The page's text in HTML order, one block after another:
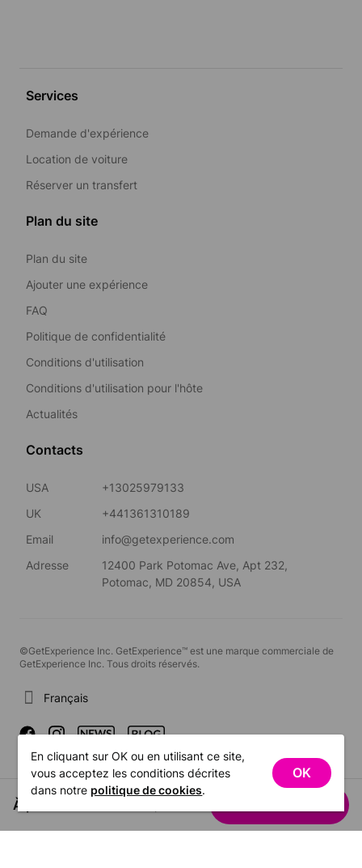
Services
Demande d'expérience
Location de voiture
Réserver un transfert
Plan du site
Plan du site
Ajouter une expérience
FAQ
Politique de confidentialité
Conditions d'utilisation
Conditions d'utilisation pour l'hôte
Actualités
Contacts
USA
+13025979133
UK
+441361310189
Email
info@getexperience.com
Adresse
12400 Park Potomac Ave, Apt 232,
Potomac, MD 20854, USA
©GetExperience Inc. GetExperience™ est une marque commerciale de
GetExperience Inc. Tous droits réservés.
Français
À partir de US$34.93
En cliquant sur OK ou en utilisant ce site,
vous acceptez les conditions décrites
dans notre politique de cookies.
OK